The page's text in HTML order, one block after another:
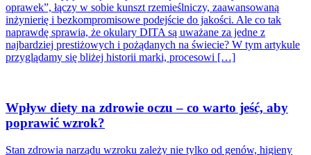
oprawek”, łączy w sobie kunszt rzemieślniczy, zaawansowaną
inżynierię i bezkompromisowe podejście do jakości. Ale co tak
naprawdę sprawia, że okulary DITA są uważane za jedne z
najbardziej prestiżowych i pożądanych na świecie? W tym artykule
przyglądamy się bliżej historii marki, procesowi […]
Wpływ diety na zdrowie oczu – co warto jeść, aby
poprawić wzrok?
Stan zdrowia narządu wzroku zależy nie tylko od genów, higieny